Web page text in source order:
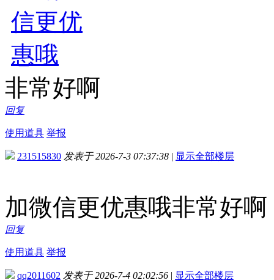
非常好啊
回复
使用道具 举报
231515830 发表于 2026-7-3 07:37:38 | 显示全部楼层
加微信更优惠哦非常好啊
回复
使用道具 举报
qq2011602 发表于 2026-7-4 02:02:56 | 显示全部楼层